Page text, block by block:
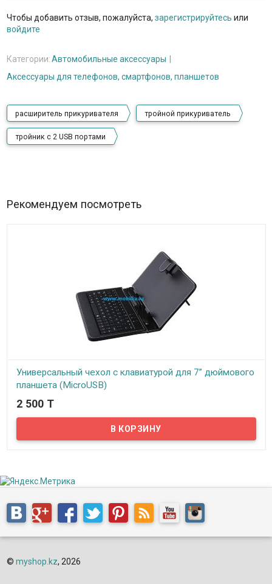
Чтобы добавить отзыв, пожалуйста, зарегистрируйтесь или
войдите
Категории:Автомобильные аксессуары
Аксессуары для телефонов, смартфонов, планшетов
расширитель прикуривателя тройной прикуриватель
тройник с 2 USB портами
Рекомендуем посмотреть
Универсальный чехол с клавиатурой для 7” дюймового
планшета (MicroUSB)
В наличии
Предлагаем вашему вниманию универсальный чехол с
клавиатурой для планшетов с экраном 7”-7,5” дюймов. Чехол
выполнен из синтетических материалов со вставками из
стандартную ноутбучную клавиатуру. Чехол универсальный и
имеет два
2 500 T
© myshop.kz, 2026